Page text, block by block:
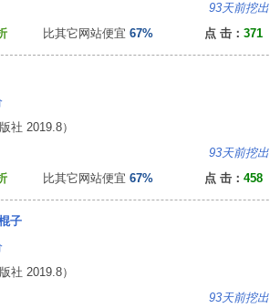
： 93天前挖出
比其它网站便宜 67% 点 击： 371
2019.8）
： 93天前挖出
比其它网站便宜 67% 点 击： 458
子
2019.8）
： 93天前挖出